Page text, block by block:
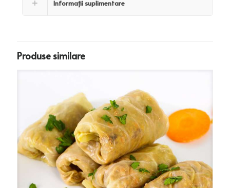
Informații suplimentare
Produse similare